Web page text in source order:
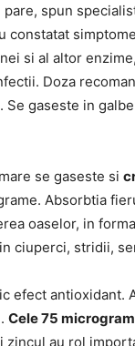
spun
si al altor
Doza
gaseste in
se gaseste si
Absorbtia
oaselor, in
ciuperci, stridii,
efect antioxidant.
Cele 75
zincul au rol